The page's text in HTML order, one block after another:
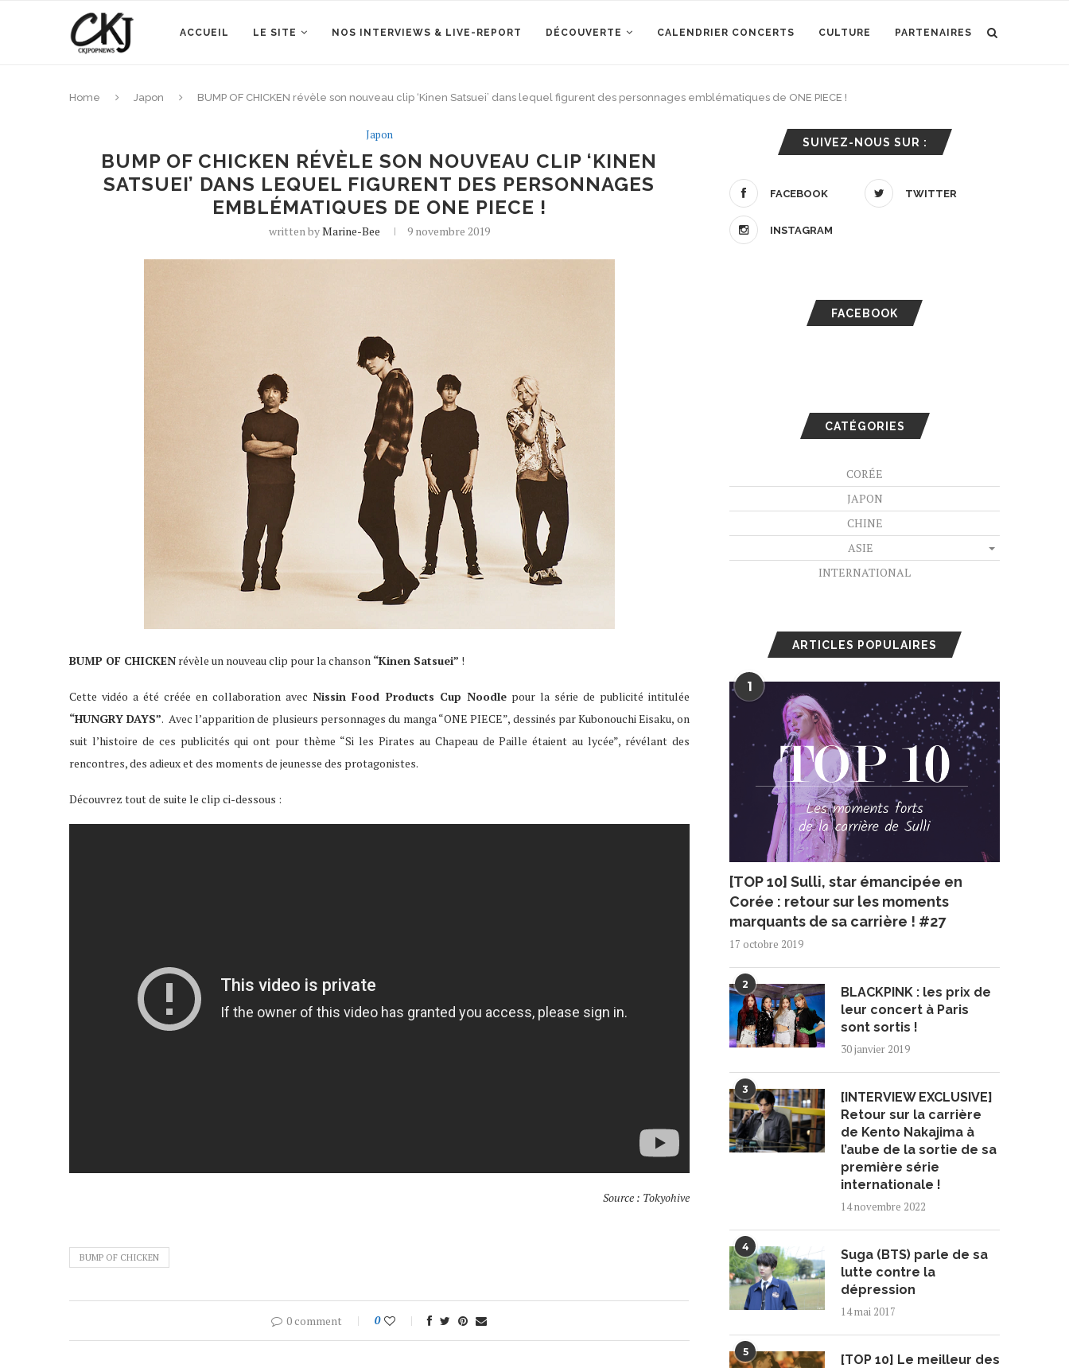
ACCUEIL LE SITE NOS INTERVIEWS & LIVE-REPORT DÉCOUVERTE CALENDRIER CONCERTS CULTURE PARTENAIRES
Home Japon BUMP OF CHICKEN révèle son nouveau clip ‘Kinen Satsuei’ dans lequel figurent des personnages emblématiques de ONE PIECE !
Japon
BUMP OF CHICKEN RÉVÈLE SON NOUVEAU CLIP ‘KINEN
SATSUEI’ DANS LEQUEL FIGURENT DES PERSONNAGES
EMBLÉMATIQUES DE ONE PIECE !
written byMarine-Bee 9 novembre 2019
BUMP OF CHICKEN révèle un nouveau clip pour la chanson “Kinen Satsuei” !
Cette vidéo a été créée en collaboration avecNissin Food Products Cup Noodlepour la série de publicité intitulée
“HUNGRY DAYS”. Avec l’apparition de plusieurs personnages du manga “ONE PIECE”, dessinés par Kubonouchi Eisaku, on
suit l’histoire de ces publicités qui ont pour thème “Si les Pirates au Chapeau de Paille étaient au lycée”, révélant des
rencontres, des adieux et des moments de jeunesse des protagonistes.
Découvrez tout de suite le clip ci-dessous :
Source : Tokyohive
BUMP OF CHICKEN
0 comment 0
SUIVEZ-NOUS SUR :
FACEBOOK TWITTER
INSTAGRAM
FACEBOOK
CATÉGORIES
CORÉE
JAPON
CHINE
ASIE
INTERNATIONAL
ARTICLES POPULAIRES
1
[TOP 10] Sulli, star émancipée en
Corée : retour sur les moments
marquants de sa carrière ! #27
17 octobre 2019
2
BLACKPINK : les prix de
leur concert à Paris
sont sortis !
30 janvier 2019
3
[INTERVIEW EXCLUSIVE]
Retour sur la carrière
de Kento Nakajima à
l’aube de la sortie de sa
première série
internationale !
14 novembre 2022
4
Suga (BTS) parle de sa
lutte contre la
dépression
14 mai 2017
5
[TOP 10] Le meilleur des